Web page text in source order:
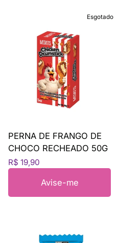
Esgotado
PERNA DE FRANGO DE
CHOCO RECHEADO 50G
R$ 19,90
Avise-me